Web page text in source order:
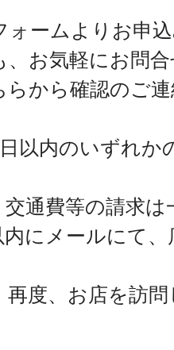
ームよりお申
、お気軽にお問
から確認のご
以内のいずれか
通費等の請求
にメールにて、
度、お店を訪